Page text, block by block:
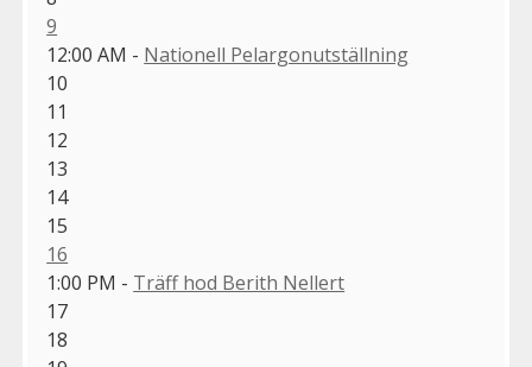
9
12:00 AM - Nationell Pelargonutställning
10
11
12
13
14
15
16
1:00 PM - Träff hod Berith Nellert
17
18